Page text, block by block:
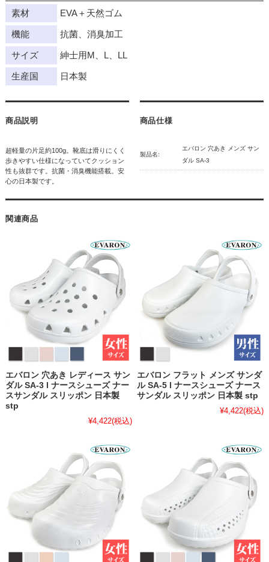
素材 EVA＋天然ゴム
機能 抗菌、消臭加工
サイズ 紳士用M、L、LL
生産国 日本製
商品説明
超軽量の片足約100g。靴底は滑りにくく
歩きやすい仕様になっていてクッション
性も抜群です。抗菌・消臭機能搭載。安
心の日本製です。
商品仕様
製品名:
エバロン 穴あき メンズ サン
ダル SA-3
関連商品
エバロン 穴あき レディース サン
ダル SA-3 l ナースシューズ ナー
スサンダル スリッポン 日本製
stp
¥4,422(税込)
エバロン フラット メンズ サンダ
ル SA-5 l ナースシューズ ナース
サンダル スリッポン 日本製 stp
¥4,422(税込)